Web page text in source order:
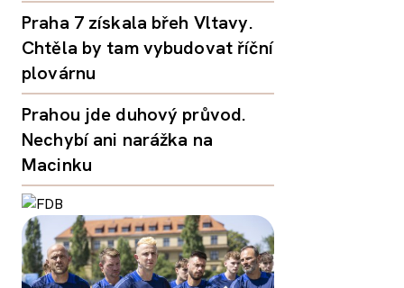
Praha 7 získala břeh Vltavy.
Chtěla by tam vybudovat říční
plovárnu
Prahou jde duhový průvod.
Nechybí ani narážka na
Macinku